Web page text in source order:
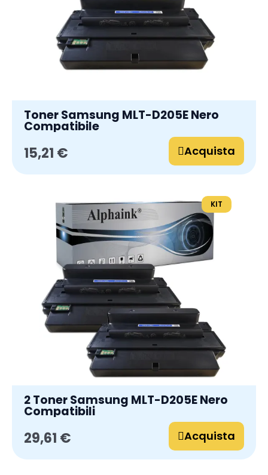
Toner Samsung MLT-D205E Nero
Compatibile
15,21 € Acquista
KIT
2 Toner Samsung MLT-D205E Nero
Compatibili
29,61 € Acquista